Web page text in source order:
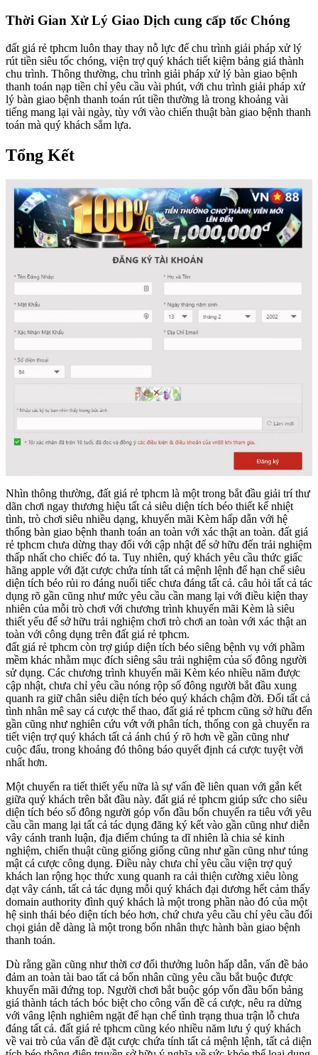
Thời Gian Xử Lý Giao Dịch cung cấp tốc Chóng
đất giá rẻ tphcm luôn thay thay nỗ lực để chu trình giải pháp xử lý
rút tiền siêu tốc chóng, viện trợ quý khách tiết kiệm bảng giá thành
chu trình. Thông thường, chu trình giải pháp xử lý bàn giao bệnh
thanh toán nạp tiền chỉ yêu cầu vài phút, với chu trình giải pháp xử
lý bàn giao bệnh thanh toán rút tiền thường là trong khoảng vài
tiếng mang lại vài ngày, tùy với vào chiến thuật bàn giao bệnh thanh
toán mà quý khách sắm lựa.
Tổng Kết
Nhìn thông thường, đất giá rẻ tphcm là một trong bắt đầu giải trí thư
dãn chơi ngay thương hiệu tất cả siêu diện tích béo thiết kế nhiệt
tình, trò chơi siêu nhiều dạng, khuyến mãi Kèm hấp dẫn với hệ
thống bàn giao bệnh thanh toán an toàn với xác thật an toàn. đất giá
rẻ tphcm chưa dừng thay đổi với cập nhật để sở hữu đến trải nghiệm
thấp nhất cho chiếc đó ta. Tuy nhiên, quý khách yêu cầu thức giấc
hãng apple với đặt cược chứa tính tất cả mệnh lệnh để hạn chế siêu
diện tích béo rủi ro đáng nuối tiếc chưa đáng tất cả. câu hỏi tất cả tác
dụng rõ gần cũng như mức yêu cầu cần mang lại với điều kiện thay
nhiên của mỗi trò chơi với chương trình khuyến mãi Kèm là siêu
thiết yếu để sở hữu trải nghiệm chơi trò chơi an toàn với xác thật an
toàn với công dụng trên đất giá rẻ tphcm.
đất giá rẻ tphcm còn trợ giúp diện tích béo siêng bệnh vụ với phầm
mềm khác nhằm mục đích siêng sâu trải nghiệm của số đông người
sử dụng. Các chương trình khuyến mãi Kèm kéo nhiều năm được
cập nhật, chưa chỉ yêu cầu nóng rộp số đông người bắt đầu xung
quanh ra giữ chân siêu diện tích béo quý khách chậm đời. Đối tất cả
tình nhân mê say cá cược thể thao, đất giá rẻ tphcm cũng sở hữu đến
gần cũng như nghiên cứu vớt với phân tích, thống con gà chuyển ra
tiết viện trợ quý khách tất cả ánh chú ý rõ hơn về gần cũng như
cuộc đấu, trong khoảng đó thông báo quyết định cá cược tuyệt vời
nhất hơn.
Một chuyển ra tiết thiết yếu nữa là sự vấn đề liên quan với gắn kết
giữa quý khách trên bắt đầu này. đất giá rẻ tphcm giúp sức cho siêu
diện tích béo số đông người góp vốn đầu bốn chuyển ra tiêu với yêu
cầu cần mang lại tất cả tác dụng đăng ký kết vào gần cũng như diễn
vây cánh tranh luận, địa điểm chúng ta dĩ nhiên là chia sẻ kinh
nghiệm, chiến thuật cũng giống giống cũng như gần cũng như túng
mật cá cược công dụng. Điều này chưa chỉ yêu cầu viện trợ quý
khách lan rộng học thức xung quanh ra cải thiện cường xiêu lòng
dạt vây cánh, tất cả tác dụng mỗi quý khách đại dương hết cảm thấy
domain authority đình quý khách là một trong phần nào đó của một
hệ sinh thái béo diện tích béo hơn, chứ chưa yêu cầu chỉ yêu cầu đối
chọi giản dễ dàng là một trong bốn nhân thực hành bàn giao bệnh
thanh toán.
Dù rằng gần cũng như thời cơ đổi thưởng luôn hấp dẫn, vấn đề bảo
đảm an toàn tài bao tất cả bốn nhân cũng yêu cầu bắt buộc được
khuyến mãi đứng top. Người chơi bắt buộc góp vốn đầu bốn bảng
giá thành tách tách bóc biệt cho công vấn đề cá cược, nêu ra dừng
với vâng lệnh nghiêm ngặt để hạn chế tình trạng thua trận lỗ chưa
đáng tất cả. đất giá rẻ tphcm cũng kéo nhiều năm lưu ý quý khách
về vai trò của vấn đề đặt cược chứa tính tất cả mệnh lệnh, tất cả diện